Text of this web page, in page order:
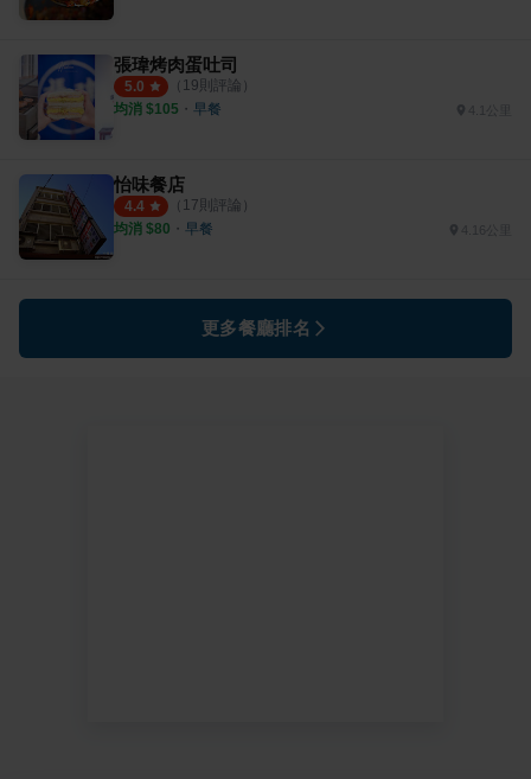
張瑋烤肉蛋吐司
5.0 （ 19則評論）
均消 $105 ・ 早餐 4.1公里
怡味餐店
4.4 （ 17則評論）
均消 $80 ・ 早餐 4.16公里
更多餐廳排名